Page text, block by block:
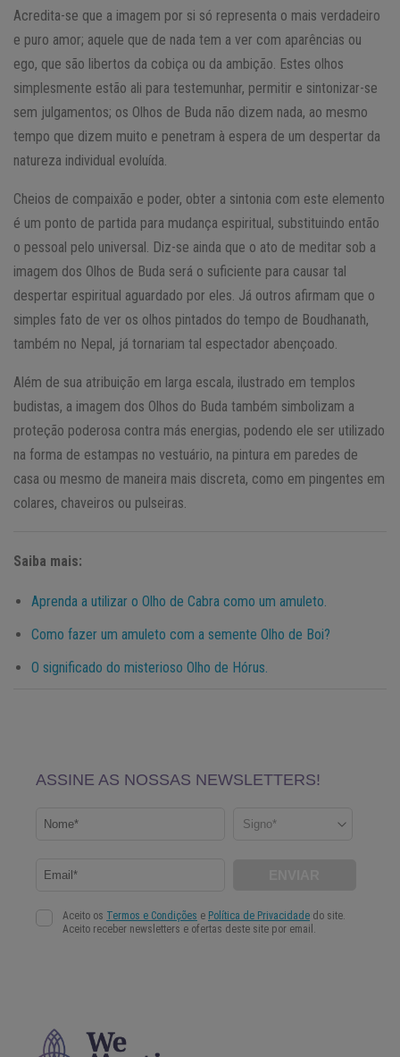
Acredita-se que a imagem por si só representa o mais verdadeiro
e puro amor; aquele que de nada tem a ver com aparências ou
ego, que são libertos da cobiça ou da ambição. Estes olhos
simplesmente estão ali para testemunhar, permitir e sintonizar-se
sem julgamentos; os Olhos de Buda não dizem nada, ao mesmo
tempo que dizem muito e penetram à espera de um despertar da
natureza individual evoluída.
Cheios de compaixão e poder, obter a sintonia com este elemento
é um ponto de partida para mudança espiritual, substituindo então
o pessoal pelo universal. Diz-se ainda que o ato de meditar sob a
imagem dos Olhos de Buda será o suficiente para causar tal
despertar espiritual aguardado por eles. Já outros afirmam que o
simples fato de ver os olhos pintados do tempo de Boudhanath,
também no Nepal, já tornariam tal espectador abençoado.
Além de sua atribuição em larga escala, ilustrado em templos
budistas, a imagem dos Olhos do Buda também simbolizam a
proteção poderosa contra más energias, podendo ele ser utilizado
na forma de estampas no vestuário, na pintura em paredes de
casa ou mesmo de maneira mais discreta, como em pingentes em
colares, chaveiros ou pulseiras.
Saiba mais:
Aprenda a utilizar o Olho de Cabra como um amuleto.
Como fazer um amuleto com a semente Olho de Boi?
O significado do misterioso Olho de Hórus.